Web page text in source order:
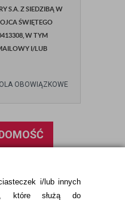
i/lub innych
które służą do
S.A. Z SIEDZIBĄ W
ŚWIĘTEGO
W TYM
I/LUB
OBOWIĄZKOWE